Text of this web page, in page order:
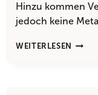
Hinzu kommen
jedoch keine
WEITERLESEN
WIE